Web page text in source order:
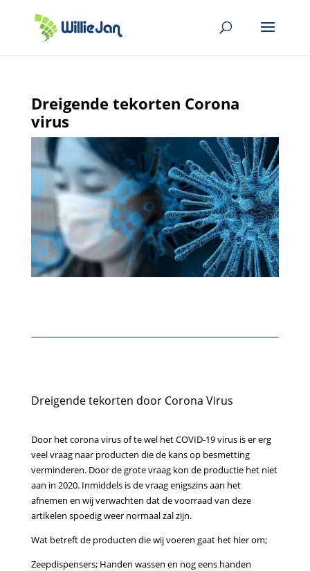
Dreigende tekorten Corona
virus
Dreigende tekorten door Corona Virus
Door het corona virus of te wel het COVID-19 virus is er erg
veel vraag naar producten die de kans op besmetting
verminderen. Door de grote vraag kon de productie het niet
aan in 2020. Inmiddels is de vraag enigszins aan het
afnemen en wij verwachten dat de voorraad van deze
artikelen spoedig weer normaal zal zijn.
Wat betreft de producten die wij voeren gaat het hier om;
Zeepdispensers; Handen wassen en nog eens handen